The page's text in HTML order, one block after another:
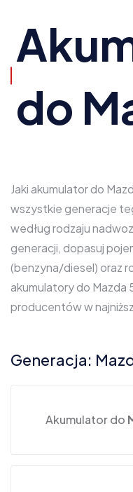
do
Jaki akumulator do
wszystkie generacje
według rodzaju
generacji, dopasuj
(benzyna/diesel) oraz
akumulatory do Mazda
producentów w
Generacja:
Akumulator do